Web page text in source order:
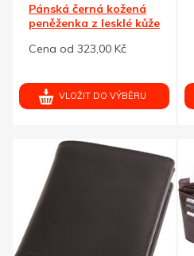
Pánská černá kožená
peněženka z lesklé kůže
Cena od 323,00 Kč
VLOŽIT DO VÝBĚRU